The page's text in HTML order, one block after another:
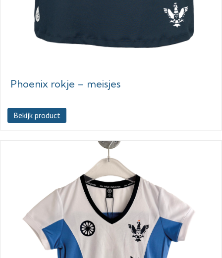
Phoenix rokje – meisjes
Bekijk product